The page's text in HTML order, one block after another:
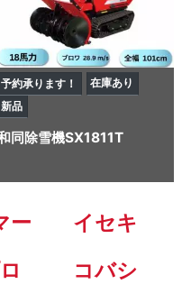
予約承ります！
在庫あり
新品
同除雪機SX1811T
ー
イセキ
コバシ